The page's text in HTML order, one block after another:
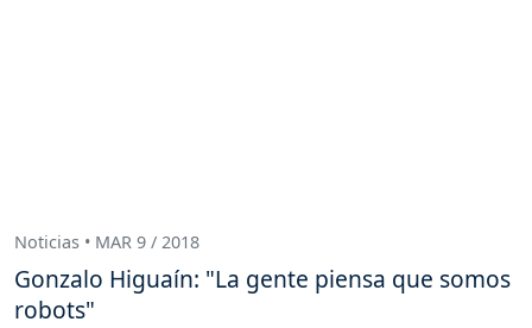
Noticias • MAR 9 / 2018
Gonzalo Higuaín: "La gente piensa que somos
robots"